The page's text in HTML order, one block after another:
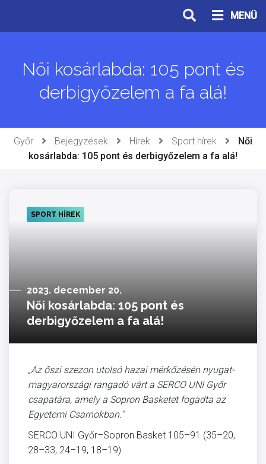
tartalomhoz
MENÜ
Női kosárlabda: 105 pont és
derbigyőzelem a fa alá!
Győr Bejegyzések Hírek Sport hírek
Női
kosárlabda: 105 pont és derbigyőzelem a fa alá!
SPORT HÍREK
2023. december 20.
Női kosárlabda: 105 pont és
derbigyőzelem a fa alá!
„Az őszi szezon utolsó hazai mérkőzésén nyugat-
magyarországi rangadó várt a SERCO UNI Győr
csapatára, amely a Sopron Basketet fogadta az
Egyetemi Csarnokban.”
SERCO UNI Győr–Sopron Basket 105–91 (35–20,
28–33, 24–19, 18–19)